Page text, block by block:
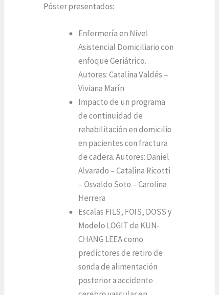
Póster presentados:
Enfermería en Nivel
Asistencial Domiciliario con
enfoque Geriátrico.
Autores: Catalina Valdés –
Viviana Marín
Impacto de un programa
de continuidad de
rehabilitación en domicilio
en pacientes con fractura
de cadera. Autores: Daniel
Alvarado – Catalina Ricotti
– Osvaldo Soto – Carolina
Herrera
Escalas FILS, FOIS, DOSS y
Modelo LOGIT de KUN-
CHANG LEEA como
predictores de retiro de
sonda de alimentación
posterior a accidente